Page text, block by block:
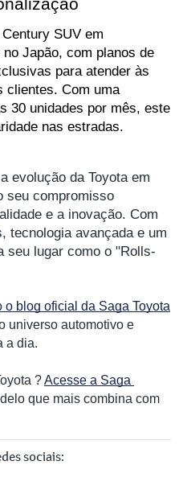
SUV em
Japão, com planos de
para atender às
clientes. Com uma
30 unidades por mês, este
nas estradas.
evolução da Toyota em
seu compromisso
e a inovação. Com
tecnologia avançada e um
seu lugar como o "Rolls-
o blog oficial da Saga Toyota
universo automotivo e
a dia.
? Acesse a Saga
que mais combina com
sociais: